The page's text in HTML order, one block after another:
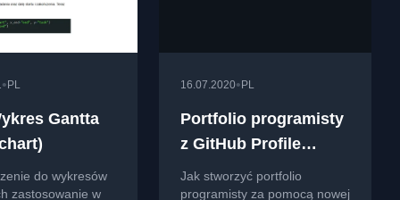
• PL
Gantta
do wykresów
zastosowanie w
16.07.2020• PL
Portfolio programisty
z GitHub Profile
README
Jak stworzyć portfolio
programisty za pomocą nowej